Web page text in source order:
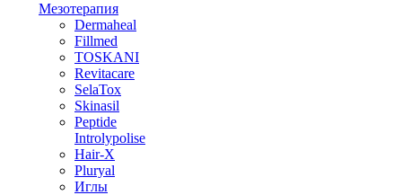
Мезотерапия
Dermaheal
Fillmed
TOSKANI
Revitacare
SelaTox
Skinasil
Peptide
Introlypolise
Hair-X
Pluryal
Иглы